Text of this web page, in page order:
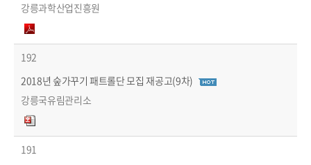
강릉과학산업진흥원
192
2018년 숲가꾸기 패트롤단 모집 재공고(9차)
강릉국유림관리소
191